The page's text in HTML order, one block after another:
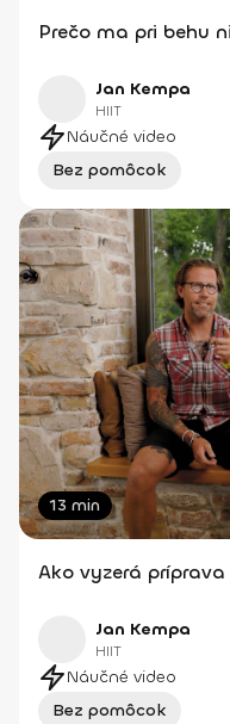
Prečo ma pri behu
Jan Kempa
HIIT
Náučné video
Bez pomôcok
13 min
Ako vyzerá
Jan Kempa
HIIT
Náučné video
Bez pomôcok